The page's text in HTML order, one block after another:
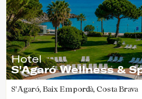
Hotel
S'Agaró Wellness &
S'Agaró, Baix Empordà, Costa Brava